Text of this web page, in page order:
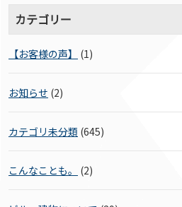
カテゴリー
【お客様の声】 (1)
お知らせ (2)
カテゴリ未分類 (645)
こんなことも。 (2)